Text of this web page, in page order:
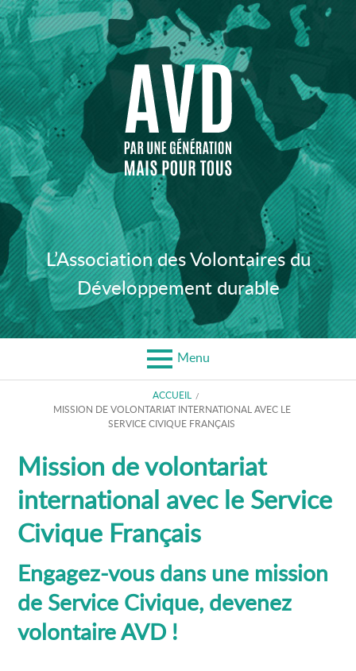
Aller
au
contenu
L’Association des Volontaires du
Développement durable
Menu
FIL
D'ARIANE
ACCUEIL
MISSION DE VOLONTARIAT INTERNATIONAL AVEC LE
SERVICE CIVIQUE FRANÇAIS
Mission de volontariat
international avec le Service
Civique Français
Engagez-vous dans une mission
de Service Civique, devenez
volontaire AVD !